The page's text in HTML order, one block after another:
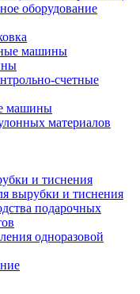
оборудование
машины
счетные
машины
материалов
и тиснения
вырубки и тиснения
подарочных
одноразовой